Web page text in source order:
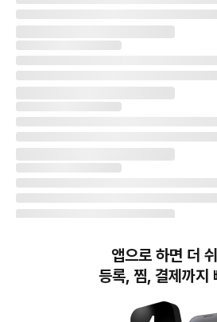
앱으로 하면 더
등록, 찜, 결제까지